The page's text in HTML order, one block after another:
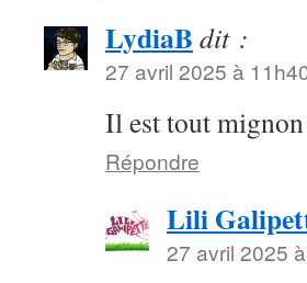
LydiaB dit :
27 avril 2025 à
Il est tout
Répondre
Lili
27 avril 2025